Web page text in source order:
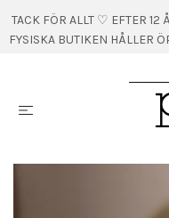
TACK FÖR ALLT ♡ EFTER 12
FYSISKA BUTIKEN HÅLLER